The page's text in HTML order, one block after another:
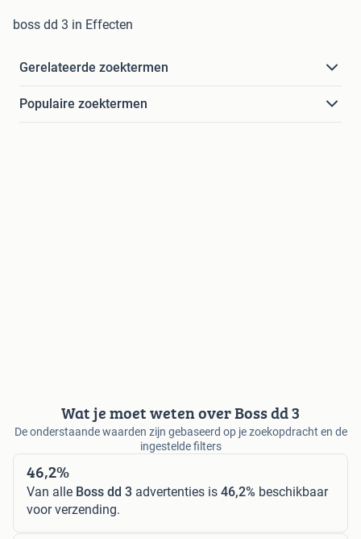
boss dd 3 in Effecten
Gerelateerde zoektermen
Populaire zoektermen
Wat je moet weten over Boss dd 3
De onderstaande waarden zijn gebaseerd op je zoekopdracht en de
ingestelde filters
46,2%
Van alle Boss dd 3 advertenties is 46,2% beschikbaar
voor verzending.